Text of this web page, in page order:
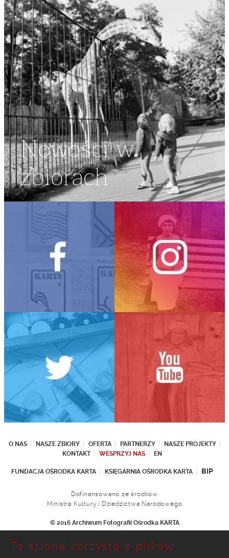
Nowości w
zbiorach
O NAS NASZE ZBIORY OFERTA PARTNERZY
NASZE PROJEKTY
KONTAKT
WESPRZYJ NAS EN
FUNDACJA OŚRODKA KARTA KSIĘGARNIA OŚRODKA KARTA BIP
Dofinansowano ze środków
Ministra Kultury i Dziedzictwa Narodowego
© 2016 Archiwum Fotografii Ośrodka KARTA
Ul. Narbutta 29
Ta strona korzysta z plików